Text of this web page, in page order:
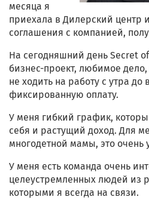
месяца я
приехала в Дилерский центр
соглашения с компанией,
На сегодняшний день Secret
бизнес-проект, любимое
не ходить на работу с утра до
фиксированную оплату.
У меня гибкий график,
себя и растущий доход. Для
многодетной мамы, это очень
У меня есть команда очень
целеустремленных людей из
которыми я всегда на связи.